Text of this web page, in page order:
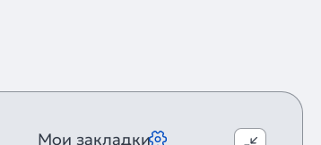
Мои закладки